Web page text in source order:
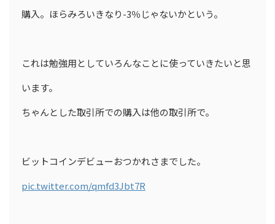
購入。ほらみろいきなり-3％じゃないかという。
これは勉強用としていろんなことに使っていきたいと思
います。
ちゃんとした取引所での購入は他の取引所で。
ビットコインデビューおつかれさまでした。
pic.twitter.com/qmfd3Jbt7R